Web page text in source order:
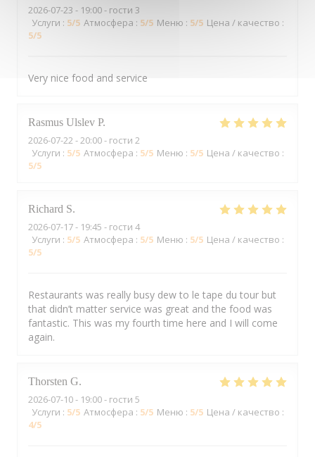
2026-07-23 - 19:00 - гости 3
Услуги : 5/5 Атмосфера : 5/5 Меню : 5/5 Цена / качество :
5/5
Very nice food and service
Rasmus Ulslev P
2026-07-22 - 20:00 - гости 2
Услуги : 5/5 Атмосфера : 5/5 Меню : 5/5 Цена / качество :
5/5
Richard S
2026-07-17- 19:45 - гости 4
Услуги : 5/5 Атмосфера : 5/5 Меню : 5/5 Цена / качество :
5/5
Restaurants was really busy dew to le tape du tour but
that didn’t matter service was great and the food was
fantastic. This was my fourth time here and I will come
again.
Thorsten G
2026-07-10- 19:00 - гости 5
Услуги : 5/5 Атмосфера : 5/5 Меню : 5/5 Цена / качество :
4/5